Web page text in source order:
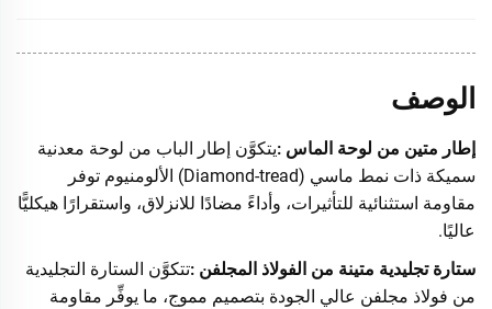
الوصف
إطار متين من لوحة الماس :يتكوَّن إطار الباب من لوحة معدنية
سميكة ذات نمط ماسي (Diamond-tread)
الألومنيوم توفر
مقاومة استثنائية للتأثيرات، وأداءً مضادًا للانزلاق، واستقرارًا هيكليًّا
عاليًا.
ستارة تجليدية متينة من الفولاذ المجلفن :تتكوَّن الستارة التجليدية
من فولاذ مجلفن عالي الجودة بتصميم مموج، ما يوفِّر مقاومة